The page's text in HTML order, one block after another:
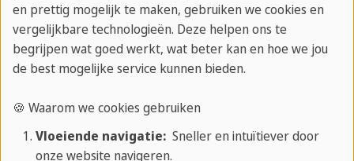
omdat ik zo het meeste kon leren. Nu, 5 weken
later zit ik bijna op B1 niveau. Ik heb dus enorm
veel geleerd in die 5 weken. Ik raad anderen aan
om zeker minimaal 2 weken een cursus te volgen.
Als je voor 1 week een taalcursus volgt dan leer je
eigenlijk relatief weinig. Ik denk dat dit komt
omdat je dan net aan het inkomen bent met het
en prettig mogelijk te maken, gebruiken we cookies en
vergelijkbare technologieën. Deze helpen ons te
begrijpen wat goed werkt, wat beter kan en hoe we jou
de best mogelijke service kunnen bieden.
🍪 Waarom we cookies gebruiken
Vloeiende navigatie:Sneller en intuïtiever door
onze website navigeren.